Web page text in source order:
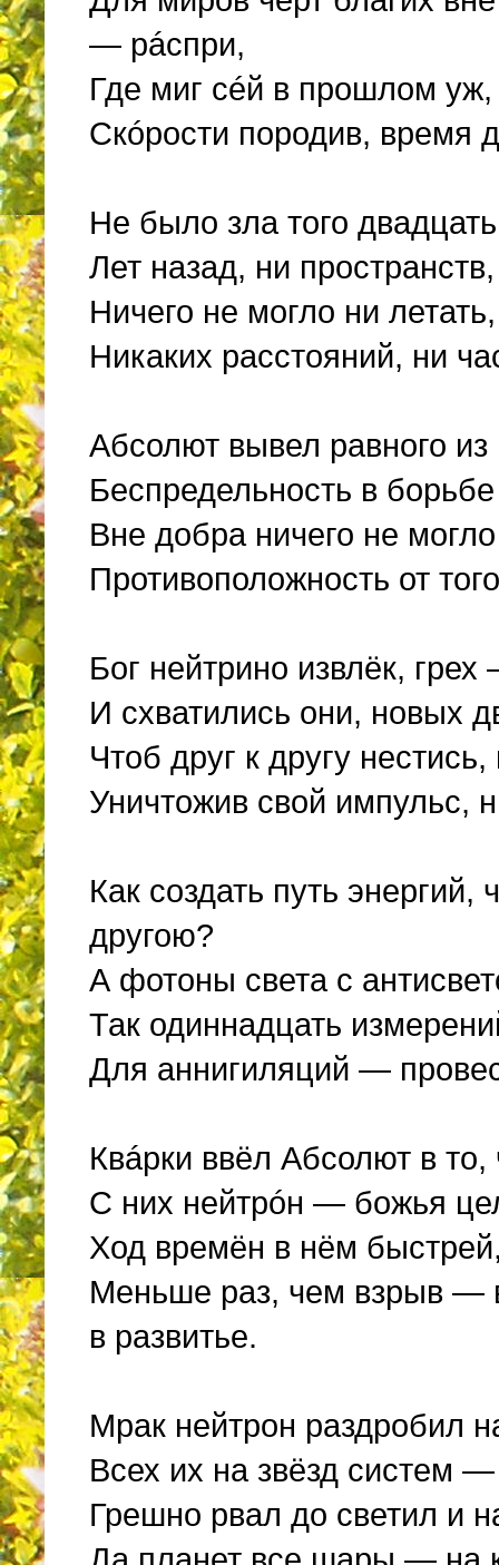
— рáспри,
Где миг сéй в прошлом уж,
Скóрости породив, время
Не было зла того
Лет назад, ни
Ничего не могло ни
Никаких расстояний, ни
Абсолют вывел равного из
Беспредельность в
Вне добра ничего не
Противоположность от
Бог нейтрино извлёк,
И схватились они, новых
Чтоб друг к другу
Уничтожив свой импульс,
Как создать путь энергий,
другою?
А фотоны света с
Так одиннадцать
Для аннигиляций —
Квáрки ввёл Абсолют в
С них нейтрóн — божья
Ход времён в нём
Меньше раз, чем взрыв —
в развитье.
Мрак нейтрон раздробил
Всех их на звёзд систем
Грешно рвал до светил и